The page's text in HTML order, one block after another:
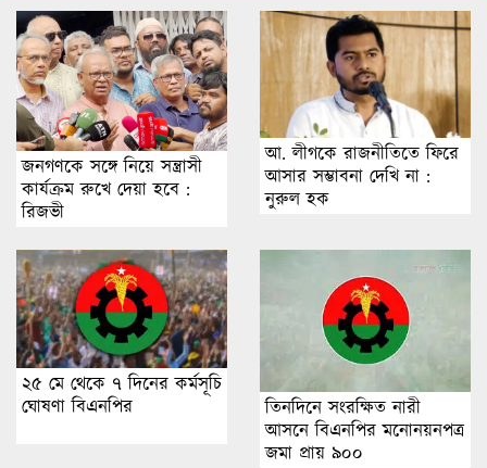
জনগণকে সঙ্গে নিয়ে সন্ত্রাসী
কার্যক্রম রুখে দেয়া হবে :
রিজভী
আ. লীগকে রাজনীতিতে ফিরে
আসার সম্ভাবনা দেখি না :
নুরুল হক
২৫ মে থেকে ৭ দিনের কর্মসূচি
ঘোষণা বিএনপির
তিনদিনে সংরক্ষিত নারী
আসনে বিএনপির মনোনয়নপত্র
জমা প্রায় ৯০০